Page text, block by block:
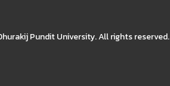
Pundit University. All rights reserved.